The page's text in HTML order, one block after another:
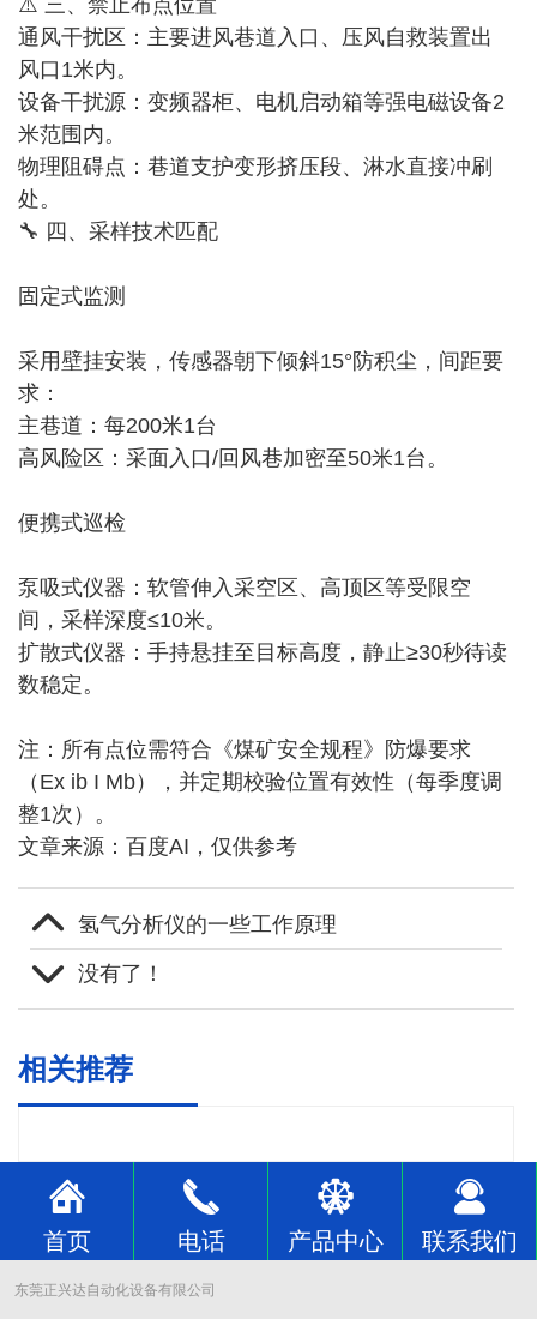
通风干扰区‌：主要进风巷道入口、压风自救装置出
风口1米内。
设备干扰源‌：变频器柜、电机启动箱等强电磁设备2
米范围内。
物理阻碍点‌：巷道支护变形挤压段、淋水直接冲刷
处。
🔧 四、采样技术匹配
固定式监测‌
采用壁挂安装，传感器朝下倾斜15°防积尘，间距要
求：
主巷道：每200米1台
高风险区：采面入口/回风巷加密至50米1台。
便携式巡检‌
泵吸式仪器：软管伸入采空区、高顶区等受限空
间，采样深度≤10米。
扩散式仪器：手持悬挂至目标高度，静止≥30秒待读
数稳定。
注：所有点位需符合《煤矿安全规程》防爆要求
（Ex ib I Mb），并定期校验位置有效性（每季度调
整1次）。
文章来源：百度AI，仅供参考
氢气分析仪的一些工作原理
没有了！
相关推荐
首页 电话 产品中心 联系我们
东莞正兴达自动化设备有限公司